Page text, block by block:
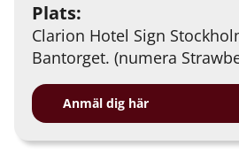
Plats:
Clarion Hotel Sign
Bantorget. (numera
Anmäl dig här